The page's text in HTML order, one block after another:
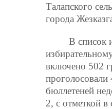
Талапского
города
В список
включено 502
бюллетеней
2, с отметкой